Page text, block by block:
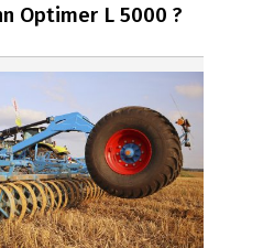
Optimer L 5000 ?